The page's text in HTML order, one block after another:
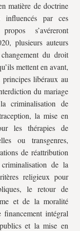
matière de doctrine
influencés par ces
s’avéreront
plusieurs auteurs
du droit
mettent en avant,
principes libéraux au
du mariage
criminalisation de
la mise en
les thérapies de
ou transgenres,
de réattribution
de la
religieux pour
le retour de
et de la moralité
intégral
et la mise en